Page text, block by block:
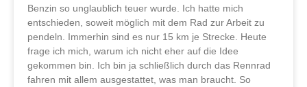
Benzin so unglaublich teuer wurde. Ich hatte mich
entschieden, soweit möglich mit dem Rad zur Arbeit zu
pendeln. Immerhin sind es nur 15 km je Strecke. Heute
frage ich mich, warum ich nicht eher auf die Idee
gekommen bin. Ich bin ja schließlich durch das Rennrad
fahren mit allem ausgestattet, was man braucht. So